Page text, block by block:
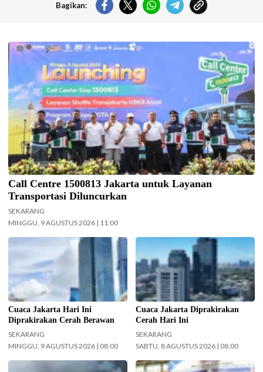
Bagikan:
Gubernur DKI Jakarta Pramono Anung meluncurkan Call Center
1500813 Jakarta, Minggu (9/8/2026) hari ini. (Foto: Bilal Nugraha
Ginanjar-beritajakarta.id)
Call Centre 1500813 Jakarta untuk Layanan
Transportasi Diluncurkan
SEKARANG
MINGGU, 9 AGUSTUS 2026 | 11:00
Cuaca Jakarta Hari Ini
Diprakirakan Cerah Berawan.
(Foto: Doc-beritajakarta.id)
Cuaca Jakarta Hari Ini
Diprakirakan Cerah Berawan
SEKARANG
MINGGU, 9 AGUSTUS 2026 | 08:00
Langit cerah selimuti Jakarta di
akhir pekan. (Foto: Doc-
beritajakarta.id)
Cuaca Jakarta Diprakirakan
Cerah Hari Ini
SEKARANG
SABTU, 8 AGUSTUS 2026 | 08:00
Operasi pemadaman kebakaran di
Kolaborasi Dosen Farmasi dan